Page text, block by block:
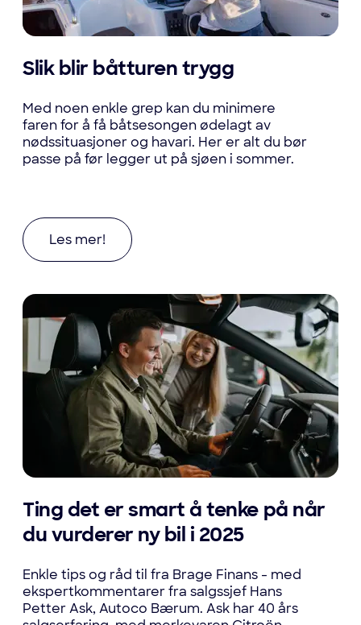
Slik blir båtturen trygg
Med noen enkle grep kan du minimere
faren for å få båtsesongen ødelagt av
nødssituasjoner og havari. Her er alt du bør
passe på før legger ut på sjøen i sommer.
Les mer om Slik blir båtturen trygg
Les mer!
Ting det er smart å tenke på når
du vurderer ny bil i 2025
Enkle tips og råd til fra Brage Finans - med
ekspertkommentarer fra salgssjef Hans
Petter Ask, Autoco Bærum. Ask har 40 års